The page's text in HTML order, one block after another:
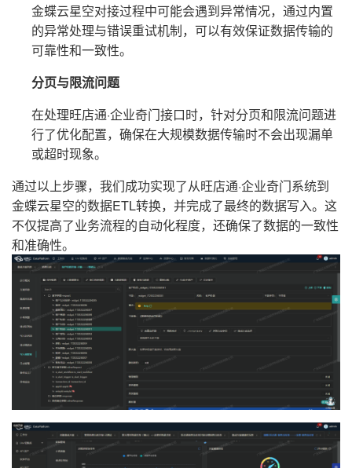
金蝶云星空对接过程中可能会遇到异常情况，通过内置
的异常处理与错误重试机制，可以有效保证数据传输的
可靠性和一致性。
分页与限流问题
在处理旺店通·企业奇门接口时，针对分页和限流问题进
行了优化配置，确保在大规模数据传输时不会出现漏单
或超时现象。
通过以上步骤，我们成功实现了从旺店通·企业奇门系统到
金蝶云星空的数据ETL转换，并完成了最终的数据写入。这
不仅提高了业务流程的自动化程度，还确保了数据的一致性
和准确性。